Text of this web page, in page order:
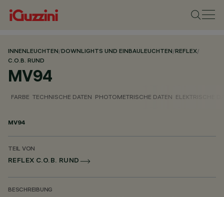
INNENLEUCHTEN/DOWNLIGHTS UND EINBAULEUCHTEN/REFLEX/
C.O.B. RUND
MV94
FARBE TECHNISCHE DATEN PHOTOMETRISCHE DATEN ELEKTRISCHE
MV94
TEIL VON
REFLEX C.O.B. RUND
BESCHREIBUNG